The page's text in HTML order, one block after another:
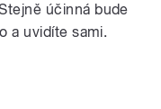
účinná bude
a uvidíte sami.